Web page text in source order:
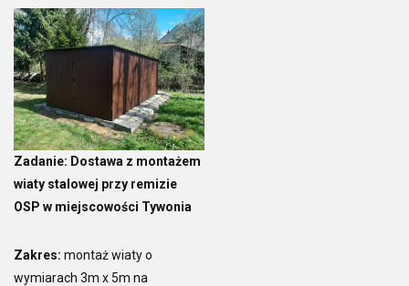
Zadanie: Dostawa z montażem
wiaty stalowej przy remizie
OSP w miejscowości Tywonia
Zakres: montaż wiaty o
wymiarach 3m x 5m na